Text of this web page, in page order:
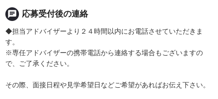
chat 応募受付後の連絡
◆担当アドバイザーより２４時間以内にお電話させていただきま
す。
※専任アドバイザーの携帯電話から連絡する場合もございますの
で、ご了承ください。
その際、面接日程や見学希望日などご希望があればお伝え下さい。